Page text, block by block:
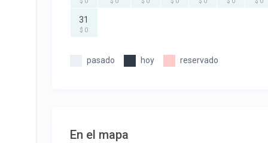
31
$ 0
pasado hoy reservado
En el mapa